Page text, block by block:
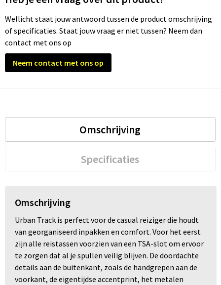
Trolleys
Waterbestendige tassen
Wellicht staat jouw antwoord tussen de product omschrijving
of specificaties. Staat jouw vraag er niet tussen? Neem dan
contact met ons op
Neem contact met ons op
Omschrijving
Specificaties
Omschrijving
Urban Track is perfect voor de casual reiziger die houdt
van georganiseerd inpakken en comfort. Voor het eerst
zijn alle reistassen voorzien van een TSA-slot om ervoor
te zorgen dat al je spullen veilig blijven. De doordachte
details aan de buitenkant, zoals de handgrepen aan de
voorkant, de eigentijdse accentprint, het metalen